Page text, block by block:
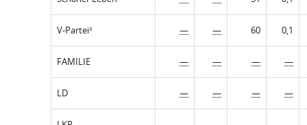
V-Partei³ — — 60 0,1
FAMILIE — — — —
LD — — — —